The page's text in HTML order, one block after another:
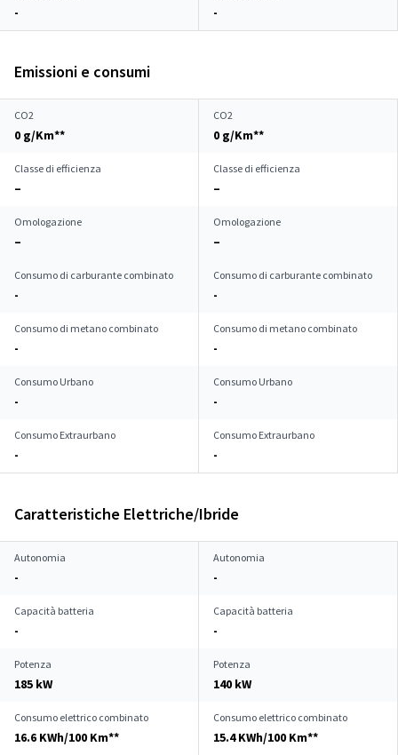
- -
Emissioni e consumi
CO2
0 g/Km**
CO2
0 g/Km**
Classe di efficienza
–
Classe di efficienza
–
Omologazione
–
Omologazione
–
Consumo di carburante combinato
-
Consumo di carburante combinato
-
Consumo di metano combinato
-
Consumo di metano combinato
-
Consumo Urbano
-
Consumo Urbano
-
Consumo Extraurbano
-
Consumo Extraurbano
-
Caratteristiche Elettriche/Ibride
Autonomia
-
Autonomia
-
Capacità batteria
-
Capacità batteria
-
Potenza
185 kW
Potenza
140 kW
Consumo elettrico combinato
16.6 KWh/100 Km**
Consumo elettrico combinato
15.4 KWh/100 Km**